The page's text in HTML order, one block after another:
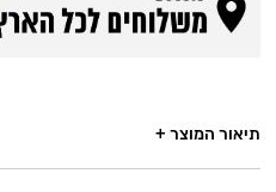
תיאור המוצר +